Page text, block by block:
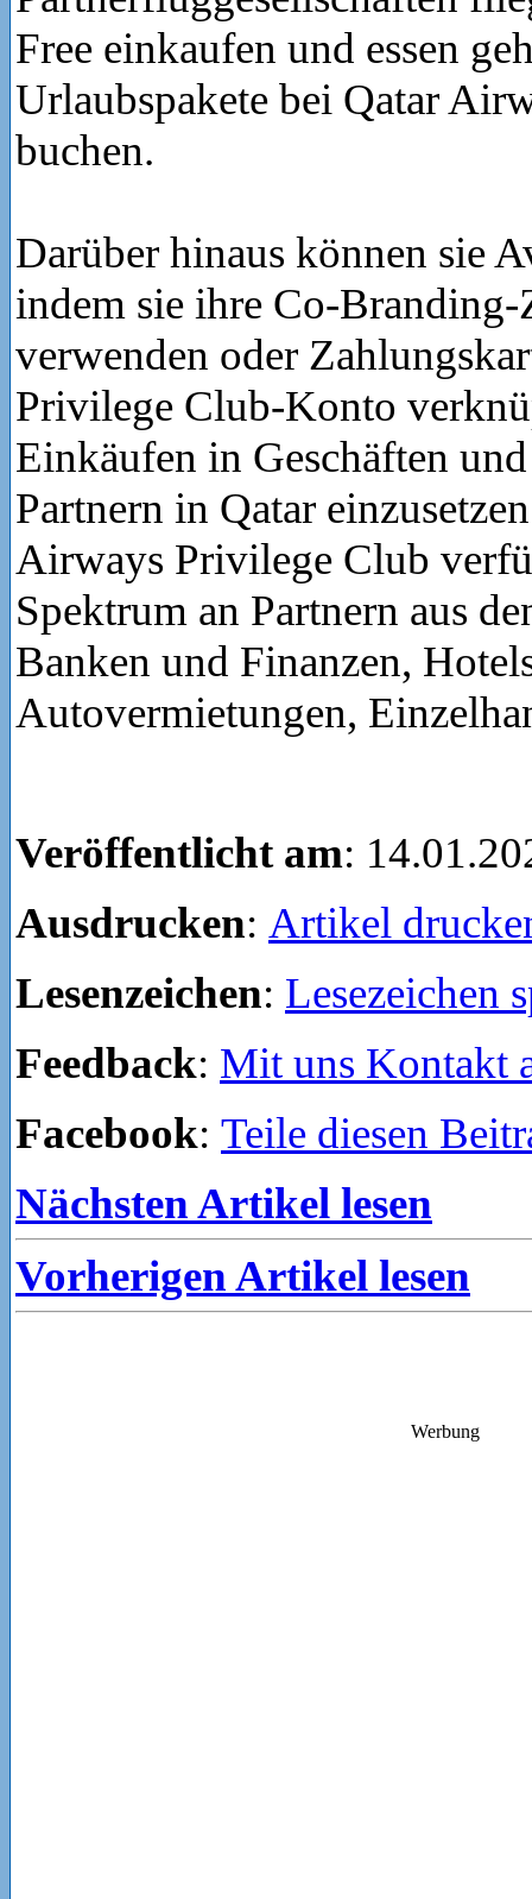
Free einkaufen und essen
Urlaubspakete bei Qatar
buchen.
Darüber hinaus können sie
indem sie ihre Co-Branding-
verwenden oder
Privilege Club-Konto
Einkäufen in Geschäften
Partnern in Qatar
Airways Privilege Club
Spektrum an Partnern aus
Banken und Finanzen,
Autovermietungen,
Veröffentlicht am:
Ausdrucken: Artikel
Lesenzeichen: Lesezeichen
Feedback: Mit uns Kontakt
Facebook: Teile diesen
Nächsten Artikel lesen
Vorherigen Artikel lesen
Werbung